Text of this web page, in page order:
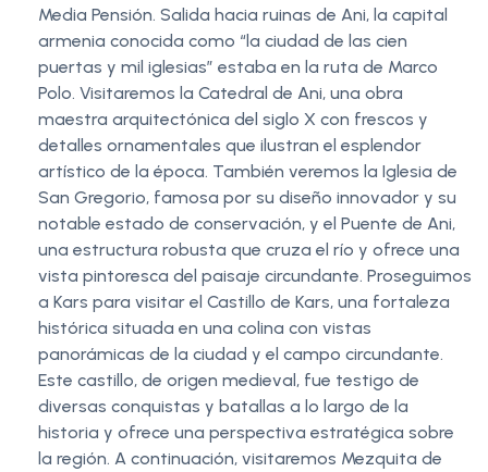
Media Pensión. Salida hacia ruinas de Ani, la capital
armenia conocida como “la ciudad de las cien
puertas y mil iglesias” estaba en la ruta de Marco
Polo. Visitaremos la Catedral de Ani, una obra
maestra arquitectónica del siglo X con frescos y
detalles ornamentales que ilustran el esplendor
artístico de la época. También veremos la Iglesia de
San Gregorio, famosa por su diseño innovador y su
notable estado de conservación, y el Puente de Ani,
una estructura robusta que cruza el río y ofrece una
vista pintoresca del paisaje circundante. Proseguimos
a Kars para visitar el Castillo de Kars, una fortaleza
histórica situada en una colina con vistas
panorámicas de la ciudad y el campo circundante.
Este castillo, de origen medieval, fue testigo de
diversas conquistas y batallas a lo largo de la
historia y ofrece una perspectiva estratégica sobre
la región. A continuación, visitaremos Mezquita de